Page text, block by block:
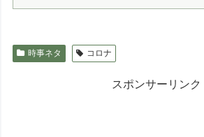
時事ネタ コロナ
スポンサーリンク